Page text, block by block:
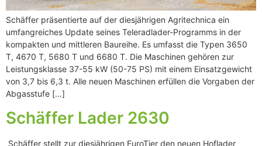
Schäffer präsentierte auf der diesjährigen Agritechnica ein
umfangreiches Update seines Teleradlader-Programms in der
kompakten und mittleren Baureihe. Es umfasst die Typen 3650
T, 4670 T, 5680 T und 6680 T. Die Maschinen gehören zur
Leistungsklasse 37-55 kW (50-75 PS) mit einem Einsatzgewicht
von 3,7 bis 6,3 t. Alle neuen Maschinen erfüllen die Vorgaben der
Abgasstufe […]
Schäffer Lader 2630
Schäffer stellt zur diesjährigen EuroTier den neuen Hoflader